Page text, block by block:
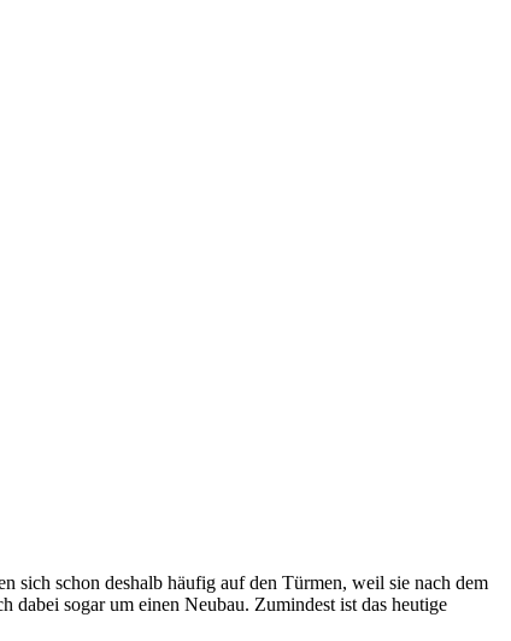
sich schon deshalb häufig auf den Türmen, weil sie nach dem
sogar um einen Neubau. Zumindest ist das heutige